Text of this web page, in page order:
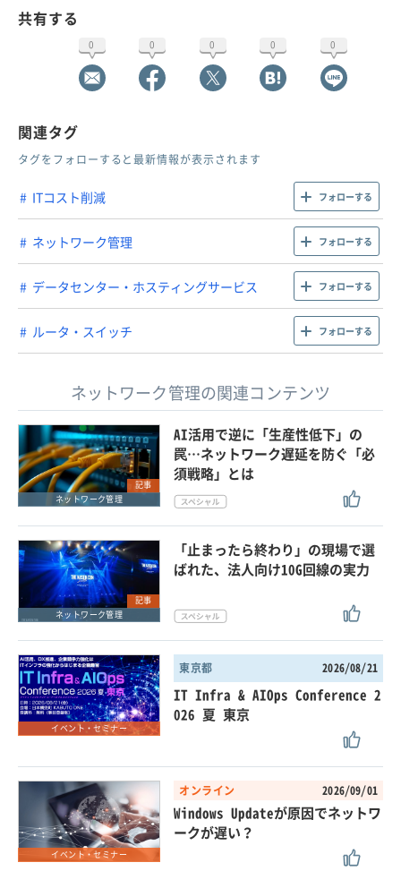
共有する
0 0 0 0 0
関連タグ
タグをフォローすると最新情報が表示されます
ITコスト削減 フォローする
ネットワーク管理 フォローする
データセンター・ホスティングサービス フォローする
ルータ・スイッチ フォローする
ネットワーク管理の関連コンテンツ
記事
ネットワーク管理
AI活用で逆に「生産性低下」の
罠…ネットワーク遅延を防ぐ「必
須戦略」とは
記事
ネットワーク管理
「止まったら終わり」の現場で選
ばれた、法人向け10G回線の実力
イベント・セミナー
東京都 2026/08/21
IT Infra & AIOps Conference 2
026 夏 東京
イベント・セミナー
オンライン 2026/09/01
Windows Updateが原因でネットワ
ークが遅い？